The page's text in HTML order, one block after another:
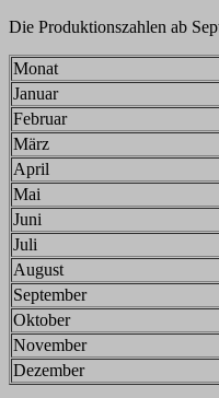
Die Produktionszahlen ab
Monat
Januar
Februar
März
April
Mai
Juni
Juli
August
September
Oktober
November
Dezember